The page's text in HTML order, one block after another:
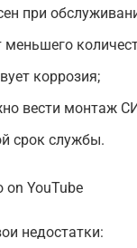
при
меньшего
коррозия;
вести монтаж
срок службы.
on YouTube
недостатки: